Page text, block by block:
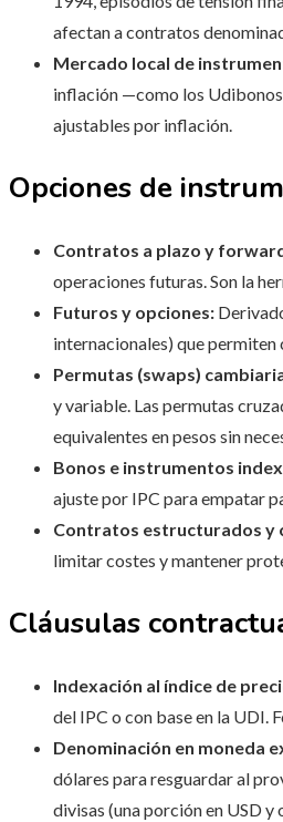
afectan a contratos
Mercado local de
inflación —como los
ajustables por inflación.
Opciones de
Contratos a plazo y
operaciones futuras. Son la
Futuros y opciones:
internacionales) que
Permutas (swaps)
y variable. Las permutas
equivalentes en pesos sin
Bonos e instrumentos
ajuste por IPC para empatar
Contratos estructurados y
limitar costes y mantener
Cláusulas
Indexación al índice de
del IPC o con base en la UDI.
Denominación en moneda
dólares para resguardar al
divisas (una porción en USD